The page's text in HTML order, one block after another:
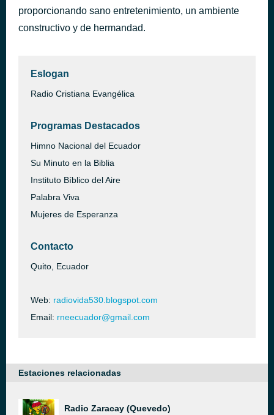
proporcionando sano entretenimiento, un ambiente
constructivo y de hermandad.
Eslogan
Radio Cristiana Evangélica
Programas Destacados
Himno Nacional del Ecuador
Su Minuto en la Biblia
Instituto Bíblico del Aire
Palabra Viva
Mujeres de Esperanza
Contacto
Quito, Ecuador
Web: radiovida530.blogspot.com
Email: rneecuador@gmail.com
Estaciones relacionadas
Radio Zaracay (Quevedo)